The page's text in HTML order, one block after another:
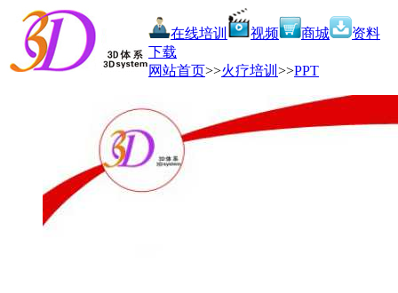
在线培训 视频 商城
资料
下载
网站首页>>火疗培训 >>PPT